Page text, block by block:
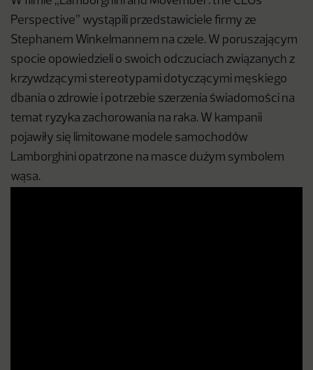
Perspective” wystąpili przedstawiciele firmy ze
Stephanem Winkelmannem na czele. W poruszającym
spocie opowiedzieli o swoich odczuciach związanych z
krzywdzącymi stereotypami dotyczącymi męskiego
dbania o zdrowie i potrzebie szerzenia świadomości na
temat ryzyka zachorowania na raka. W kampanii
pojawiły się limitowane modele samochodów
Lamborghini opatrzone na masce dużym symbolem
wąsa.